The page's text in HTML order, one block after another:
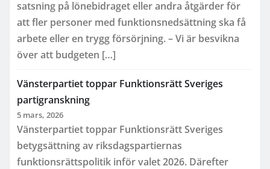
satsning på lönebidraget eller andra åtgärder för
att fler personer med funktionsnedsättning ska få
arbete eller en trygg försörjning. – Vi är besvikna
över att budgeten […]
Vänsterpartiet toppar Funktionsrätt Sveriges
partigranskning
5 mars, 2026
Vänsterpartiet toppar Funktionsrätt Sveriges
betygsättning av riksdagspartiernas
funktionsrättspolitik inför valet 2026. Därefter